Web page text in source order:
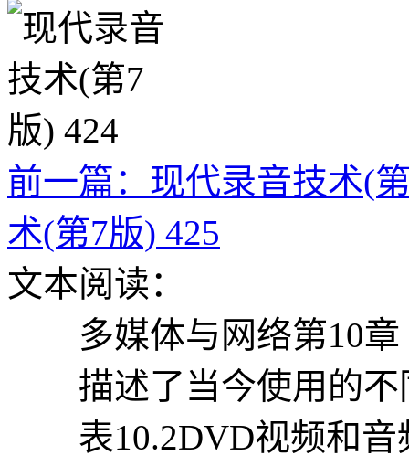
前一篇：现代录音技术(
术(第7版) 425
文本阅读：
多媒体与网络第10章
描述了当今使用的不
表10.2DVD视频和音